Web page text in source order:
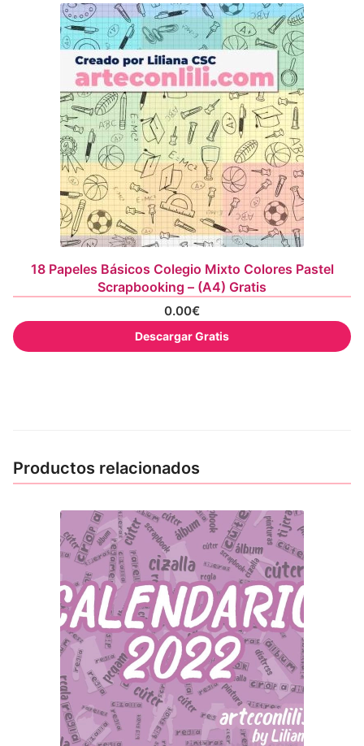
18 Papeles Básicos Colegio Mixto Colores Pastel
Scrapbooking – (A4) Gratis
0.00€
Descargar Gratis
Productos relacionados